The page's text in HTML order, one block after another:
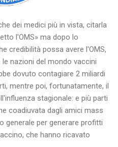
dei medici più in vista, citarla
l'OMS» ma dopo lo
credibilità possa avere l'OMS,
nazioni del mondo vaccini
dovuto contagiare 2 miliardi
mentre poi, fortunatamente, il
stagionale: e più parti
coadiuvata dagli amici mass
generale per generare profitti
che hanno ricavato